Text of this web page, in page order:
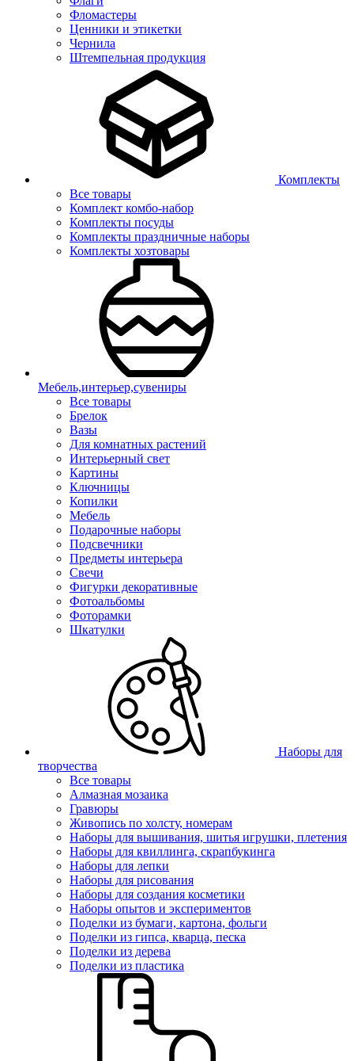
Фломастеры
Ценники и этикетки
Чернила
Штемпельная продукция
Комплекты
Все товары
Комплект комбо-набор
Комплекты посуды
Комплекты праздничные наборы
Комплекты хозтовары
Мебель,интерьер,сувениры
Все товары
Брелок
Вазы
Для комнатных растений
Интерьерный свет
Картины
Ключницы
Копилки
Мебель
Подарочные наборы
Подсвечники
Предметы интерьера
Свечи
Фигурки декоративные
Фотоальбомы
Фоторамки
Шкатулки
Наборы для
творчества
Все товары
Алмазная мозаика
Гравюры
Живопись по холсту, номерам
Наборы для вышивания, шитья игрушки, плетения
Наборы для квиллинга, скрапбукинга
Наборы для лепки
Наборы для рисования
Наборы для создания косметики
Наборы опытов и экспериментов
Поделки из бумаги, картона, фольги
Поделки из гипса, кварца, песка
Поделки из дерева
Поделки из пластика